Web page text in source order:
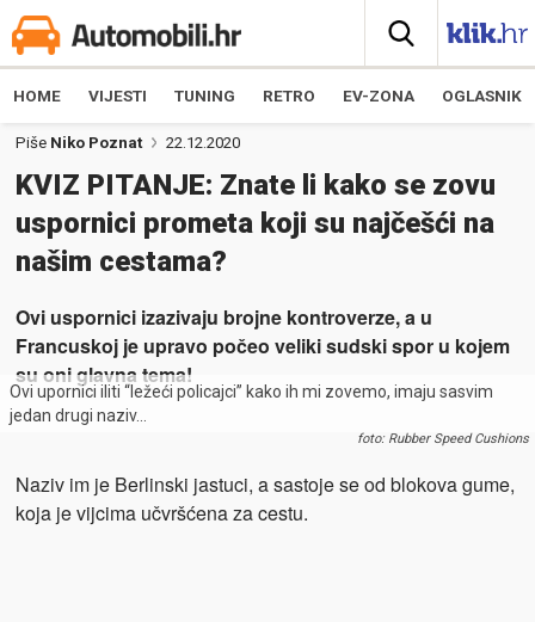
HOME VIJESTI TUNING RETRO EV-ZONA OGLASNIK
Piše Niko Poznat 22.12.2020
KVIZ PITANJE: Znate li kako se zovu
uspornici prometa koji su najčešći na
našim cestama?
Ovi uspornici izazivaju brojne kontroverze, a u
Francuskoj je upravo počeo veliki sudski spor u kojem
su oni glavna tema!
Ovi upornici iliti “ležeći policajci” kako ih mi zovemo, imaju sasvim
jedan drugi naziv…
foto: Rubber Speed Cushions
Naziv im je Berlinski jastuci, a sastoje se od blokova gume,
koja je vijcima učvršćena za cestu.